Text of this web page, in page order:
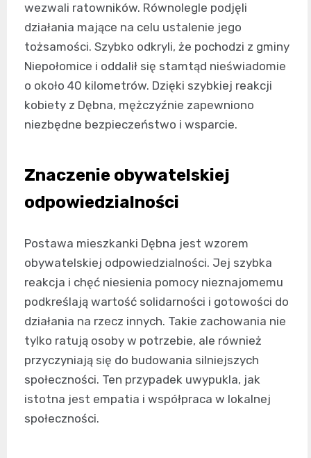
wezwali ratowników. Równolegle podjęli
działania mające na celu ustalenie jego
tożsamości. Szybko odkryli, że pochodzi z gminy
Niepołomice i oddalił się stamtąd nieświadomie
o około 40 kilometrów. Dzięki szybkiej reakcji
kobiety z Dębna, mężczyźnie zapewniono
niezbędne bezpieczeństwo i wsparcie.
Znaczenie obywatelskiej
odpowiedzialności
Postawa mieszkanki Dębna jest wzorem
obywatelskiej odpowiedzialności. Jej szybka
reakcja i chęć niesienia pomocy nieznajomemu
podkreślają wartość solidarności i gotowości do
działania na rzecz innych. Takie zachowania nie
tylko ratują osoby w potrzebie, ale również
przyczyniają się do budowania silniejszych
społeczności. Ten przypadek uwypukla, jak
istotna jest empatia i współpraca w lokalnej
społeczności.